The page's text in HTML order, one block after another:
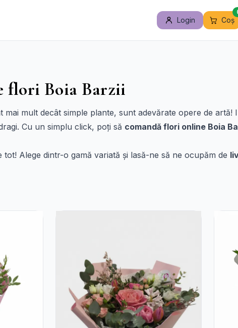
Login Coș
flori Boia Barzii
mult decât simple plante, sunt adevărate opere de artă!
Cu un simplu click, poți să comandă flori online Boia
Alege dintr-o gamă variată și lasă-ne să ne ocupăm de